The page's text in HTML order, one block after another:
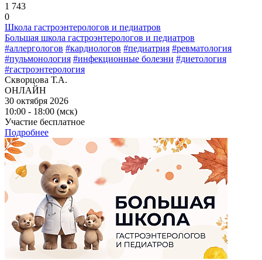
1 743
0
Школа гастроэнтерологов и педиатров
Большая школа гастроэнтерологов и педиатров
#аллергологов #кардиологов #педиатрия #ревматология
#пульмонология #инфекционные болезни #диетология
#гастроэнтерология
Скворцова Т.А.
ОНЛАЙН
30 октября 2026
10:00 - 18:00 (мск)
Участие бесплатное
Подробнее